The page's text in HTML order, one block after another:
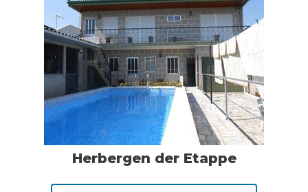
Herbergen der Etappe